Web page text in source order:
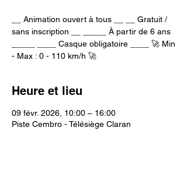
__ Animation ouvert à tous __ __ Gratuit /
sans inscription __ _____ À partir de 6 ans
_____ ____ Casque obligatoire ____ 🚀 Min
- Max : 0 - 110 km/h 🚀
Heure et lieu
09 févr. 2026, 10:00 – 16:00
Piste Cembro - Télésiège Claran